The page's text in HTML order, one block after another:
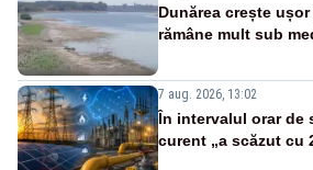
Dunărea crește
rămâne mult sub
7 aug. 2026, 13:02
În intervalul orar de
curent „a scăzut cu